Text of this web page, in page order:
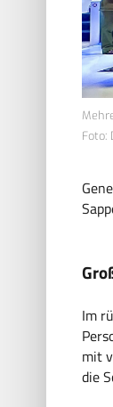
Foto:
Im
mit
die